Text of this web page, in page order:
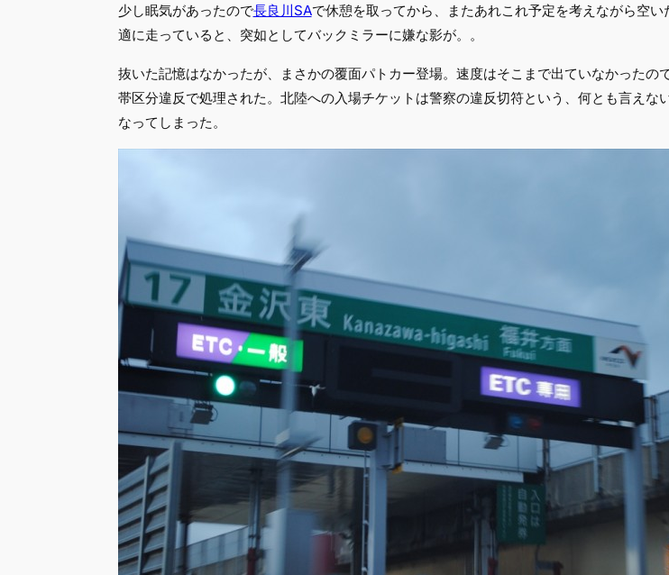
少し眠気があったので長良川SAで休憩を取ってから、またあれこれ予定を考えながら空い
適に走っていると、突如としてバックミラーに嫌な影が。。
抜いた記憶はなかったが、まさかの覆面パトカー登場。速度はそこまで出ていなかったの
帯区分違反で処理された。北陸への入場チケットは警察の違反切符という、何とも言えな
なってしまった。